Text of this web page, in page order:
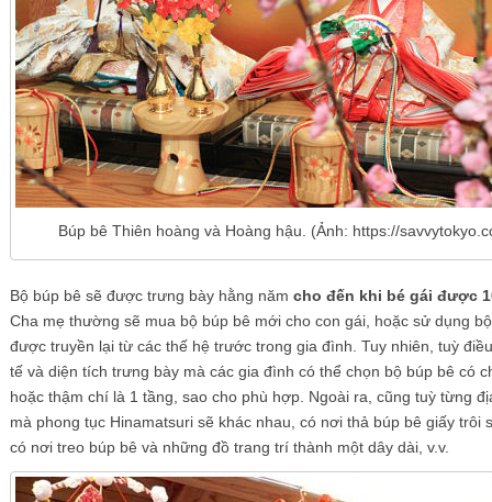
Búp bê Thiên hoàng và Hoàng hậu. (Ảnh: https://
Bộ búp bê sẽ được trưng bày hằng năm cho đến khi bé gái được
Cha mẹ thường sẽ mua bộ búp bê mới cho con gái, hoặc sử dụng
được truyền lại từ các thế hệ trước trong gia đình. Tuy nhiên, tuỳ
tế và diện tích trưng bày mà các gia đình có thể chọn bộ búp bê có
hoặc thậm chí là 1 tầng, sao cho phù hợp. Ngoài ra, cũng tuỳ từng
mà phong tục Hinamatsuri sẽ khác nhau, có nơi thả búp bê giấy trôi
có nơi treo búp bê và những đồ trang trí thành một dây dài, v.v.